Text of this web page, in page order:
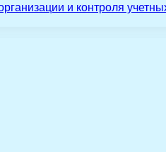
и контроля